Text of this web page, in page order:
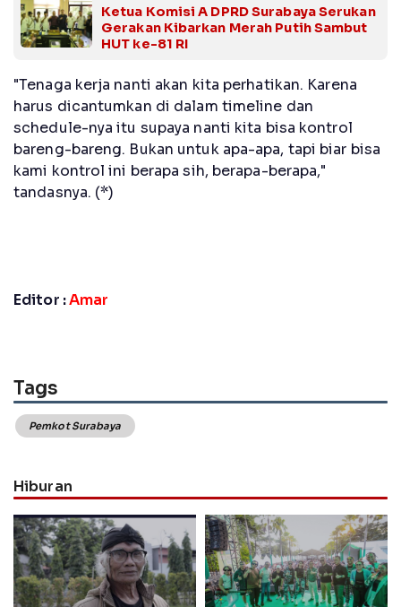
Ketua Komisi A DPRD Surabaya Serukan
Gerakan Kibarkan Merah Putih Sambut
HUT ke-81 RI
"Tenaga kerja nanti akan kita perhatikan. Karena
harus dicantumkan di dalam timeline dan
schedule-nya itu supaya nanti kita bisa kontrol
bareng-bareng. Bukan untuk apa-apa, tapi biar bisa
kami kontrol ini berapa sih, berapa-berapa,"
tandasnya. (*)
Editor :Amar
Tags
Pemkot Surabaya
Hiburan